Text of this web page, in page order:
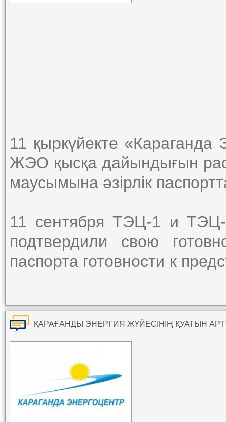
11 қыркүйекте
ЖЭО қысқа дайындығын
маусымына әзірлік
11 сентября ТЭЦ-1 и
подтвердили свою
паспорта готовности к
ҚАРАҒАНДЫ ЭНЕРГИЯ ЖҮЙЕСІНІҢ ҚУАТЫН